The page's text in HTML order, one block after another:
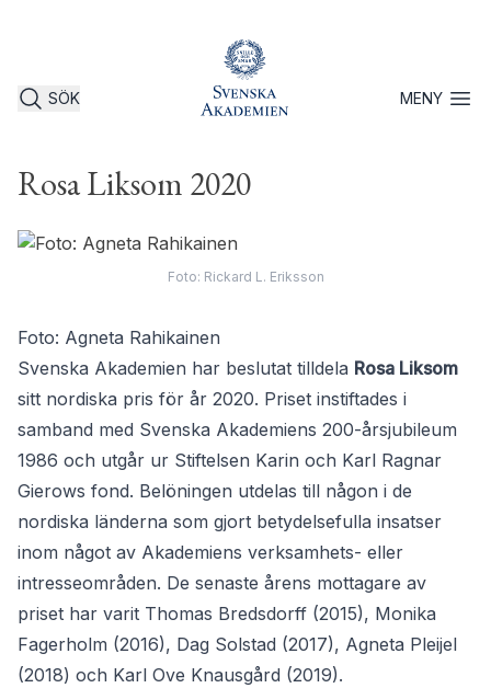
SÖK MENYÖppna
Rosa Liksom 2020
Foto: Rickard L. Eriksson
Foto: Agneta Rahikainen
Svenska Akademien har beslutat tilldela Rosa Liksom
sitt nordiska pris för år 2020. Priset instiftades i
samband med Svenska Akademiens 200-årsjubileum
1986 och utgår ur Stiftelsen Karin och Karl Ragnar
Gierows fond. Belöningen utdelas till någon i de
nordiska länderna som gjort betydelsefulla insatser
inom något av Akademiens verksamhets- eller
intresseområden. De senaste årens mottagare av
priset har varit Thomas Bredsdorff (2015), Monika
Fagerholm (2016), Dag Solstad (2017), Agneta Pleijel
(2018) och Karl Ove Knausgård (2019).